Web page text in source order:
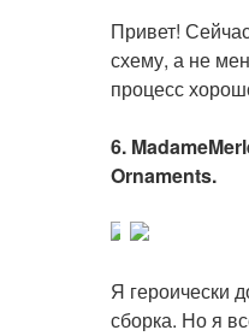
Привет!
схему, а не
процесс
6.
Ornaments.
Я героически
сборка. Но я